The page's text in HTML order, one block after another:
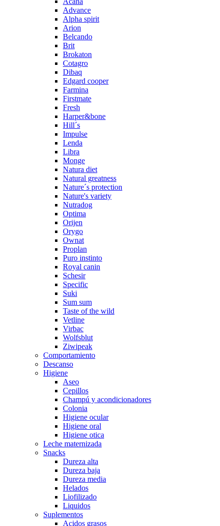
Advance
Alpha spirit
Arion
Belcando
Brit
Brokaton
Cotagro
Dibaq
Edgard cooper
Farmina
Firstmate
Fresh
Harper&bone
Hill´s
Impulse
Lenda
Libra
Monge
Natura diet
Natural greatness
Nature´s protection
Nature's variety
Nutradog
Optima
Orijen
Orygo
Ownat
Proplan
Puro instinto
Royal canin
Schesir
Specific
Suki
Sum sum
Taste of the wild
Vetline
Virbac
Wolfsblut
Ziwipeak
Comportamiento
Descanso
Higiene
Aseo
Cepillos
Champú y acondicionadores
Colonia
Higiene ocular
Higiene oral
Higiene otica
Leche maternizada
Snacks
Dureza alta
Dureza baja
Dureza media
Helados
Liofilizado
Liquidos
Suplementos
Acidos grasos